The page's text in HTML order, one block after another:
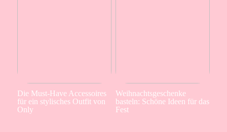
Die Must-Have Accessoires
für ein stylisches Outfit von
Only
Weihnachtsgeschenke
basteln: Schöne Ideen für das
Fest